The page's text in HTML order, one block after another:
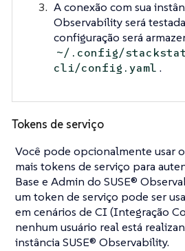
A conexão com sua
Observability será
configuração será
~/.config/
cli/config.yaml .
Tokens de serviço
Você pode opcionalmente usar
mais tokens de serviço para
Base e Admin do SUSE®
um token de serviço pode ser
em cenários de CI (Integração
nenhum usuário real está
instância SUSE® Observability.